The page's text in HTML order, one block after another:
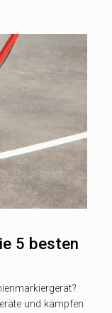
5 besten
und kämpfen